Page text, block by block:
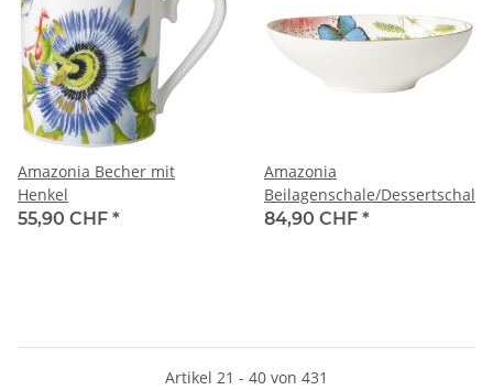
Amazonia Becher mit
Henkel
55,90 CHF *
Amazonia
Beilagenschale/Dessertschale
84,90 CHF *
Artikel 21 - 40 von 431